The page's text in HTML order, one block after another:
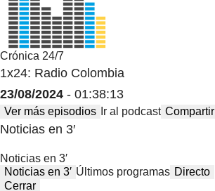
Crónica 24/7
1x24: Radio Colombia
23/08/2024 - 01:38:13
Ver más episodios Ir al podcast Compartir
Noticias en 3′
Noticias en 3′
Noticias en 3′ Últimos programas Directo
Cerrar